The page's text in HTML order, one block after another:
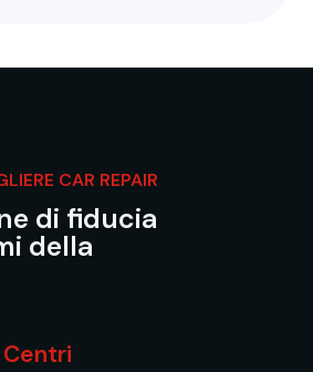
CAR REPAIR
di fiducia
della